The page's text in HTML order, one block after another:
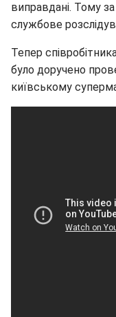
виправдані. Тому
службове
Тепер
було доручено
київському